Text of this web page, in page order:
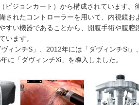
ビジョンカート）から構成されています。
されたコントローラーを用いて、内視鏡
すい機器であることから、開腹手術や腹
います。
ィンチS」、2012年には「ダヴィンチSi
に「ダヴィンチXi」を導入しました。